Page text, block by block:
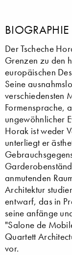
BIOGRAPHIE
Der Tscheche
Grenzen zu den
europäischen
Seine
verschiedensten
Formensprache,
ungewöhnlicher
Horak ist weder
unterliegt er
anmutenden
Architektur
entwarf, das in
seine anfänge
"Salone de
Quartett
vor.